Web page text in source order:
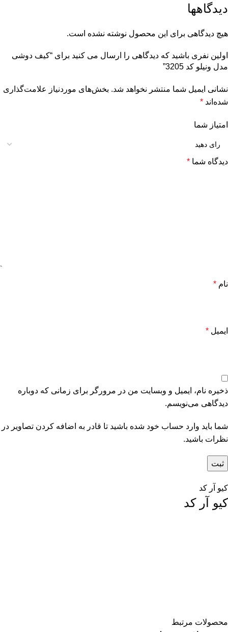
دیدگاهها
هیچ دیدگاهی برای این محصول نوشته نشده است.
اولین نفری باشید که دیدگاهی را ارسال می کنید برای “کیف دوشی
مدل ونیلو کد 3205”
نشانی ایمیل شما منتشر نخواهد شد. بخش‌های موردنیاز علامت‌گذاری
شده‌اند *
امتیاز شما
دیدگاه شما *
نام *
ایمیل *
ذخیره نام، ایمیل و وبسایت من در مرورگر برای زمانی که دوباره
دیدگاهی می‌نویسم.
شما باید وارد حساب خود شده باشید تا قادر به اضافه کردن تصاویر در
نظرات باشید.
کیو آر کد
کیو آر کد
محصولات مرتبط